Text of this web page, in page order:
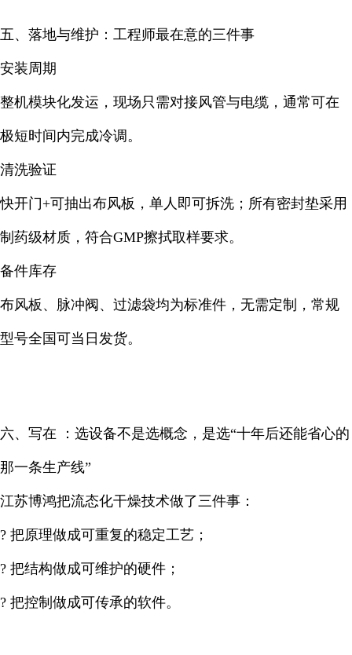
五、落地与维护：工程师最在意的三件事
安装周期
整机模块化发运，现场只需对接风管与电缆，通常可在
极短时间内完成冷调。
清洗验证
快开门+可抽出布风板，单人即可拆洗；所有密封垫采用
制药级材质，符合GMP擦拭取样要求。
备件库存
布风板、脉冲阀、过滤袋均为标准件，无需定制，常规
型号全国可当日发货。
六、写在 ：选设备不是选概念，是选“十年后还能省心的
那一条生产线”
江苏博鸿把流态化干燥技术做了三件事：
? 把原理做成可重复的稳定工艺；
? 把结构做成可维护的硬件；
? 把控制做成可传承的软件。